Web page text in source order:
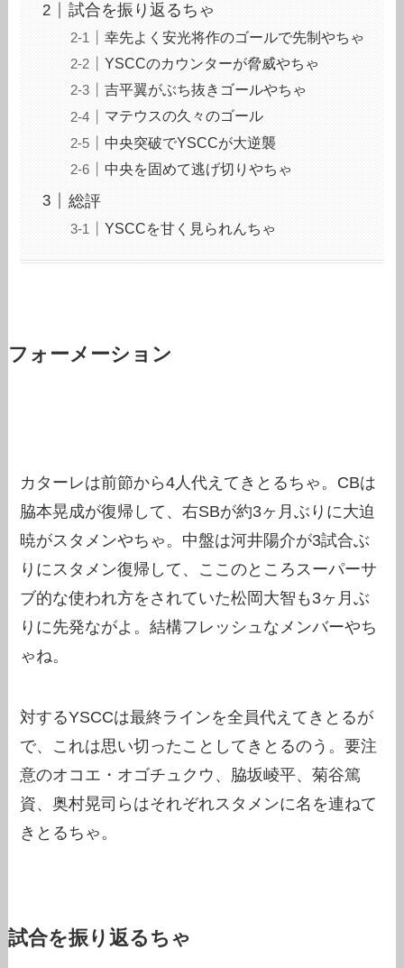
試合を振り返るちゃ
幸先よく安光将作のゴールで先制やちゃ
YSCCのカウンターが脅威やちゃ
吉平翼がぶち抜きゴールやちゃ
マテウスの久々のゴール
中央突破でYSCCが大逆襲
中央を固めて逃げ切りやちゃ
総評
YSCCを甘く見られんちゃ
フォーメーション
カターレは前節から4人代えてきとるちゃ。CBは
脇本晃成が復帰して、右SBが約3ヶ月ぶりに大迫
暁がスタメンやちゃ。中盤は河井陽介が3試合ぶ
りにスタメン復帰して、ここのところスーパーサ
ブ的な使われ方をされていた松岡大智も3ヶ月ぶ
りに先発ながよ。結構フレッシュなメンバーやち
ゃね。
対するYSCCは最終ラインを全員代えてきとるが
で、これは思い切ったことしてきとるのう。要注
意のオコエ・オゴチュクウ、脇坂崚平、菊谷篤
資、奥村晃司らはそれぞれスタメンに名を連ねて
きとるちゃ。
試合を振り返るちゃ